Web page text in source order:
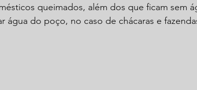
queimados, além dos que ficam sem
água do poço, no caso de chácaras e